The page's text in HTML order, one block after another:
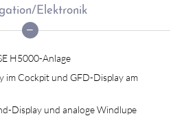
Elektronik
H5000-Anlage
im Cockpit und GFD-Display am
Display und analoge Windlupe